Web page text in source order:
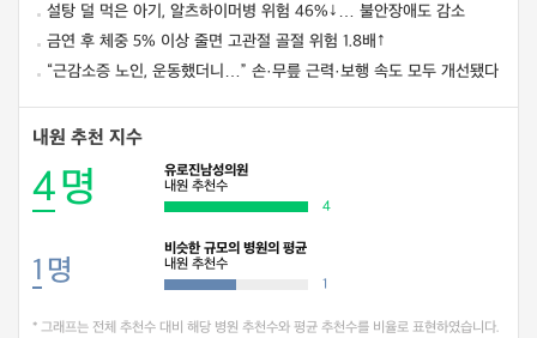
설탕 덜 먹은 아기, 알츠하이머병 위험 46%↓… 불안장애도 감소
금연 후 체중 5% 이상 줄면 고관절 골절 위험 1.8배↑
“근감소증 노인, 운동했더니…” 손·무릎 근력·보행 속도 모두 개선됐다
내원 추천 지수
4명
유로진남성의원
내원 추천수
4
1 명
비슷한 규모의 병원의 평균
내원 추천수
1
* 그래프는 전체 추천수 대비 해당 병원 추천수와 평균 추천수를 비율로 표현하였습니다.